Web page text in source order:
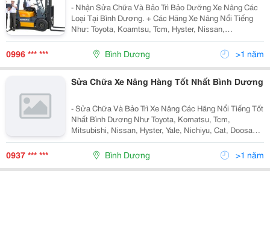
- Nhận Sửa Chữa Và Bảo Trì Bảo Dưỡng Xe Nâng Các
Loại Tại Bình Dương. + Các Hãng Xe Nâng Nổi Tiếng
Như: Toyota, Koamtsu, Tcm, Hyster, Nissan,
Mitsubishi, Yale, Nichiyu, Bt, Cat, Doosan, Clark,
Hyundai, Soosung, Yang, Artison, Heli, Baoli, Hangc
0996 *** *** Bình Dương >1 năm
Sửa Chữa Xe Nâng Hàng Tốt Nhất Bình Dương
- Sửa Chữa Và Bảo Trì Xe Nâng Các Hãng Nổi Tiếng Tốt
Nhất Bình Dương Như Toyota, Komatsu, Tcm,
Mitsubishi, Nissan, Hyster, Yale, Nichiyu, Cat, Doosan,
Artison, Clark, Hyundai, Baoli, Heli, Hangcha, ......... -
Cung Cấp Vỏ Xe Nâng Động Cơ Đốt Tr
0937 *** *** Bình Dương >1 năm